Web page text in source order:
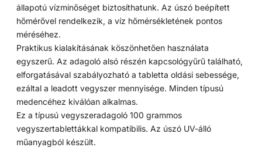
állapotú vízminőséget biztosíthatunk. Az úszó beépített
hőmérővel rendelkezik, a víz hőmérsékletének pontos
méréséhez.
Praktikus kialakításának köszönhetően használata
egyszerű. Az adagoló alsó részén kapcsológyűrű található,
elforgatásával szabályozható a tabletta oldási sebessége,
ezáltal a leadott vegyszer mennyisége. Minden típusú
medencéhez kiválóan alkalmas.
Ez a típusú vegyszeradagoló 100 grammos
vegyszertablettákkal kompatibilis. Az úszó UV-álló
műanyagból készült.